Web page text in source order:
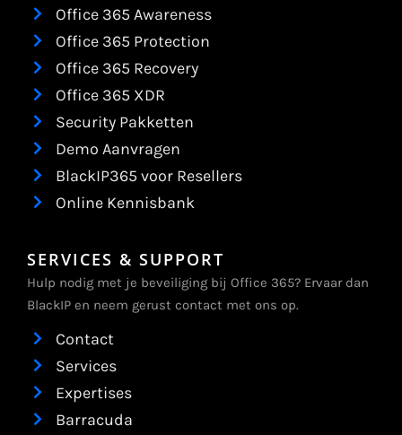
Office 365 Awareness
Office 365 Protection
Office 365 Recovery
Office 365 XDR
Security Pakketten
Demo Aanvragen
BlackIP365 voor Resellers
Online Kennisbank
SERVICES & SUPPORT
Hulp nodig met je beveiliging bij Office 365? Ervaar dan
BlackIP en neem gerust contact met ons op.
Contact
Services
Expertises
Barracuda